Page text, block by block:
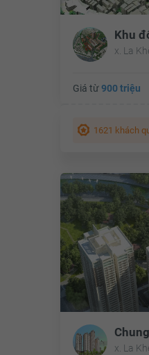
Khu
x. La
Giá từ900 triệu
1621 khách
x. La